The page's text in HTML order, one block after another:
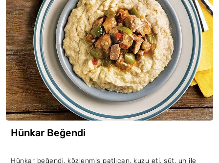
Hünkar Beğendi
Hünkar beğendi, közlenmiş patlıcan, kuzu eti, süt, un ile